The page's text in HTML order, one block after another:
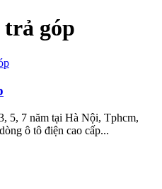
góp
5, 7 năm tại Hà Nội, Tphcm,
ô tô điện cao cấp...